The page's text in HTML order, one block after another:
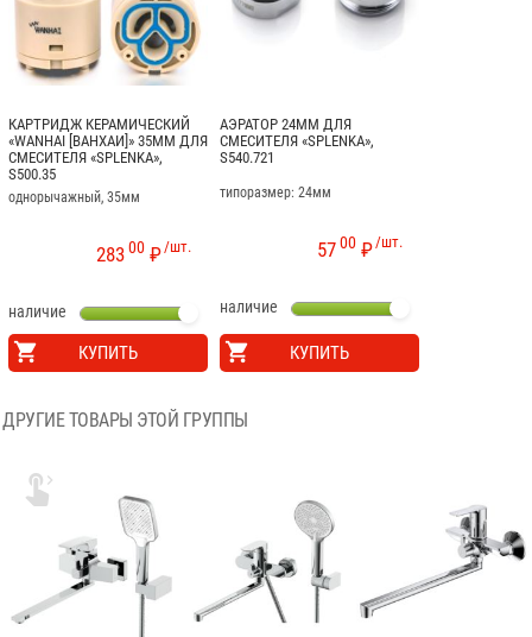
КАРТРИДЖ КЕРАМИЧЕСКИЙ
«WANHAI [ВАНХАИ]» 35ММ ДЛЯ
СМЕСИТЕЛЯ «SPLENKA»,
S500.35
однорычажный, 35мм
/шт.
28300 ₽
наличие
КУПИТЬ
АЭРАТОР 24ММ ДЛЯ
СМЕСИТЕЛЯ «SPLENKA»,
S540.721
типоразмер: 24мм
/шт.
5700 ₽
наличие
КУПИТЬ
ДРУГИЕ ТОВАРЫ ЭТОЙ ГРУППЫ
